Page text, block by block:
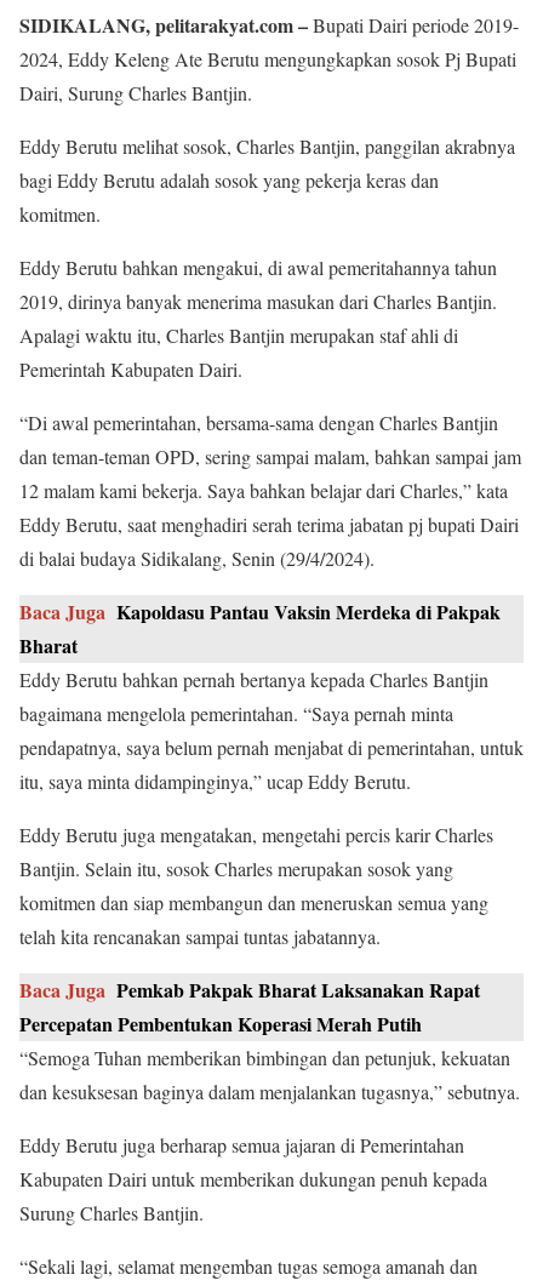
SIDIKALANG, pelitarakyat.com –Bupati Dairi periode 2019-
2024, Eddy Keleng Ate Berutu mengungkapkan sosok Pj Bupati
Dairi, Surung Charles Bantjin.
Eddy Berutu melihat sosok, Charles Bantjin, panggilan akrabnya
bagi Eddy Berutu adalah sosok yang pekerja keras dan
komitmen.
Eddy Berutu bahkan mengakui, di awal pemeritahannya tahun
2019, dirinya banyak menerima masukan dari Charles Bantjin.
Apalagi waktu itu, Charles Bantjin merupakan staf ahli di
Pemerintah Kabupaten Dairi.
“Di awal pemerintahan, bersama-sama dengan Charles Bantjin
dan teman-teman OPD, sering sampai malam, bahkan sampai jam
12 malam kami bekerja. Saya bahkan belajar dari Charles,” kata
Eddy Berutu, saat menghadiri serah terima jabatan pj bupati Dairi
di balai budaya Sidikalang, Senin (29/4/2024).
Baca Juga Kapoldasu Pantau Vaksin Merdeka di Pakpak
Bharat
Eddy Berutu bahkan pernah bertanya kepada Charles Bantjin
bagaimana mengelola pemerintahan. “Saya pernah minta
pendapatnya, saya belum pernah menjabat di pemerintahan, untuk
itu, saya minta didampinginya,” ucap Eddy Berutu.
Eddy Berutu juga mengatakan, mengetahi percis karir Charles
Bantjin. Selain itu, sosok Charles merupakan sosok yang
komitmen dan siap membangun dan meneruskan semua yang
telah kita rencanakan sampai tuntas jabatannya.
Baca Juga Pemkab Pakpak Bharat Laksanakan Rapat
Percepatan Pembentukan Koperasi Merah Putih
“Semoga Tuhan memberikan bimbingan dan petunjuk, kekuatan
dan kesuksesan baginya dalam menjalankan tugasnya,” sebutnya.
Eddy Berutu juga berharap semua jajaran di Pemerintahan
Kabupaten Dairi untuk memberikan dukungan penuh kepada
Surung Charles Bantjin.
“Sekali lagi, selamat mengemban tugas semoga amanah dan